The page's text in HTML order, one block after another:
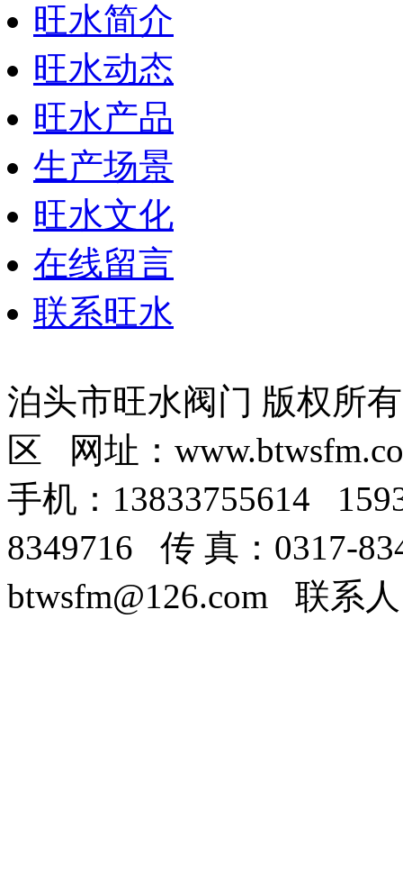
旺水简介
旺水动态
旺水产品
生产场景
旺水文化
在线留言
联系旺水
泊头市旺水阀门 版权所
区 网址：
手机：13833755614
8349716 传 真：0317-
btwsfm@126.com 联系